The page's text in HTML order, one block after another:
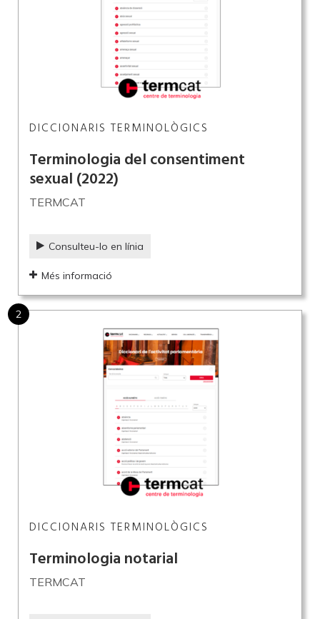
DICCIONARIS TERMINOLÒGICS
Terminologia del consentiment
sexual (2022)
TERMCAT
Consulteu-lo en línia
Més informació
2
DICCIONARIS TERMINOLÒGICS
Terminologia notarial
TERMCAT